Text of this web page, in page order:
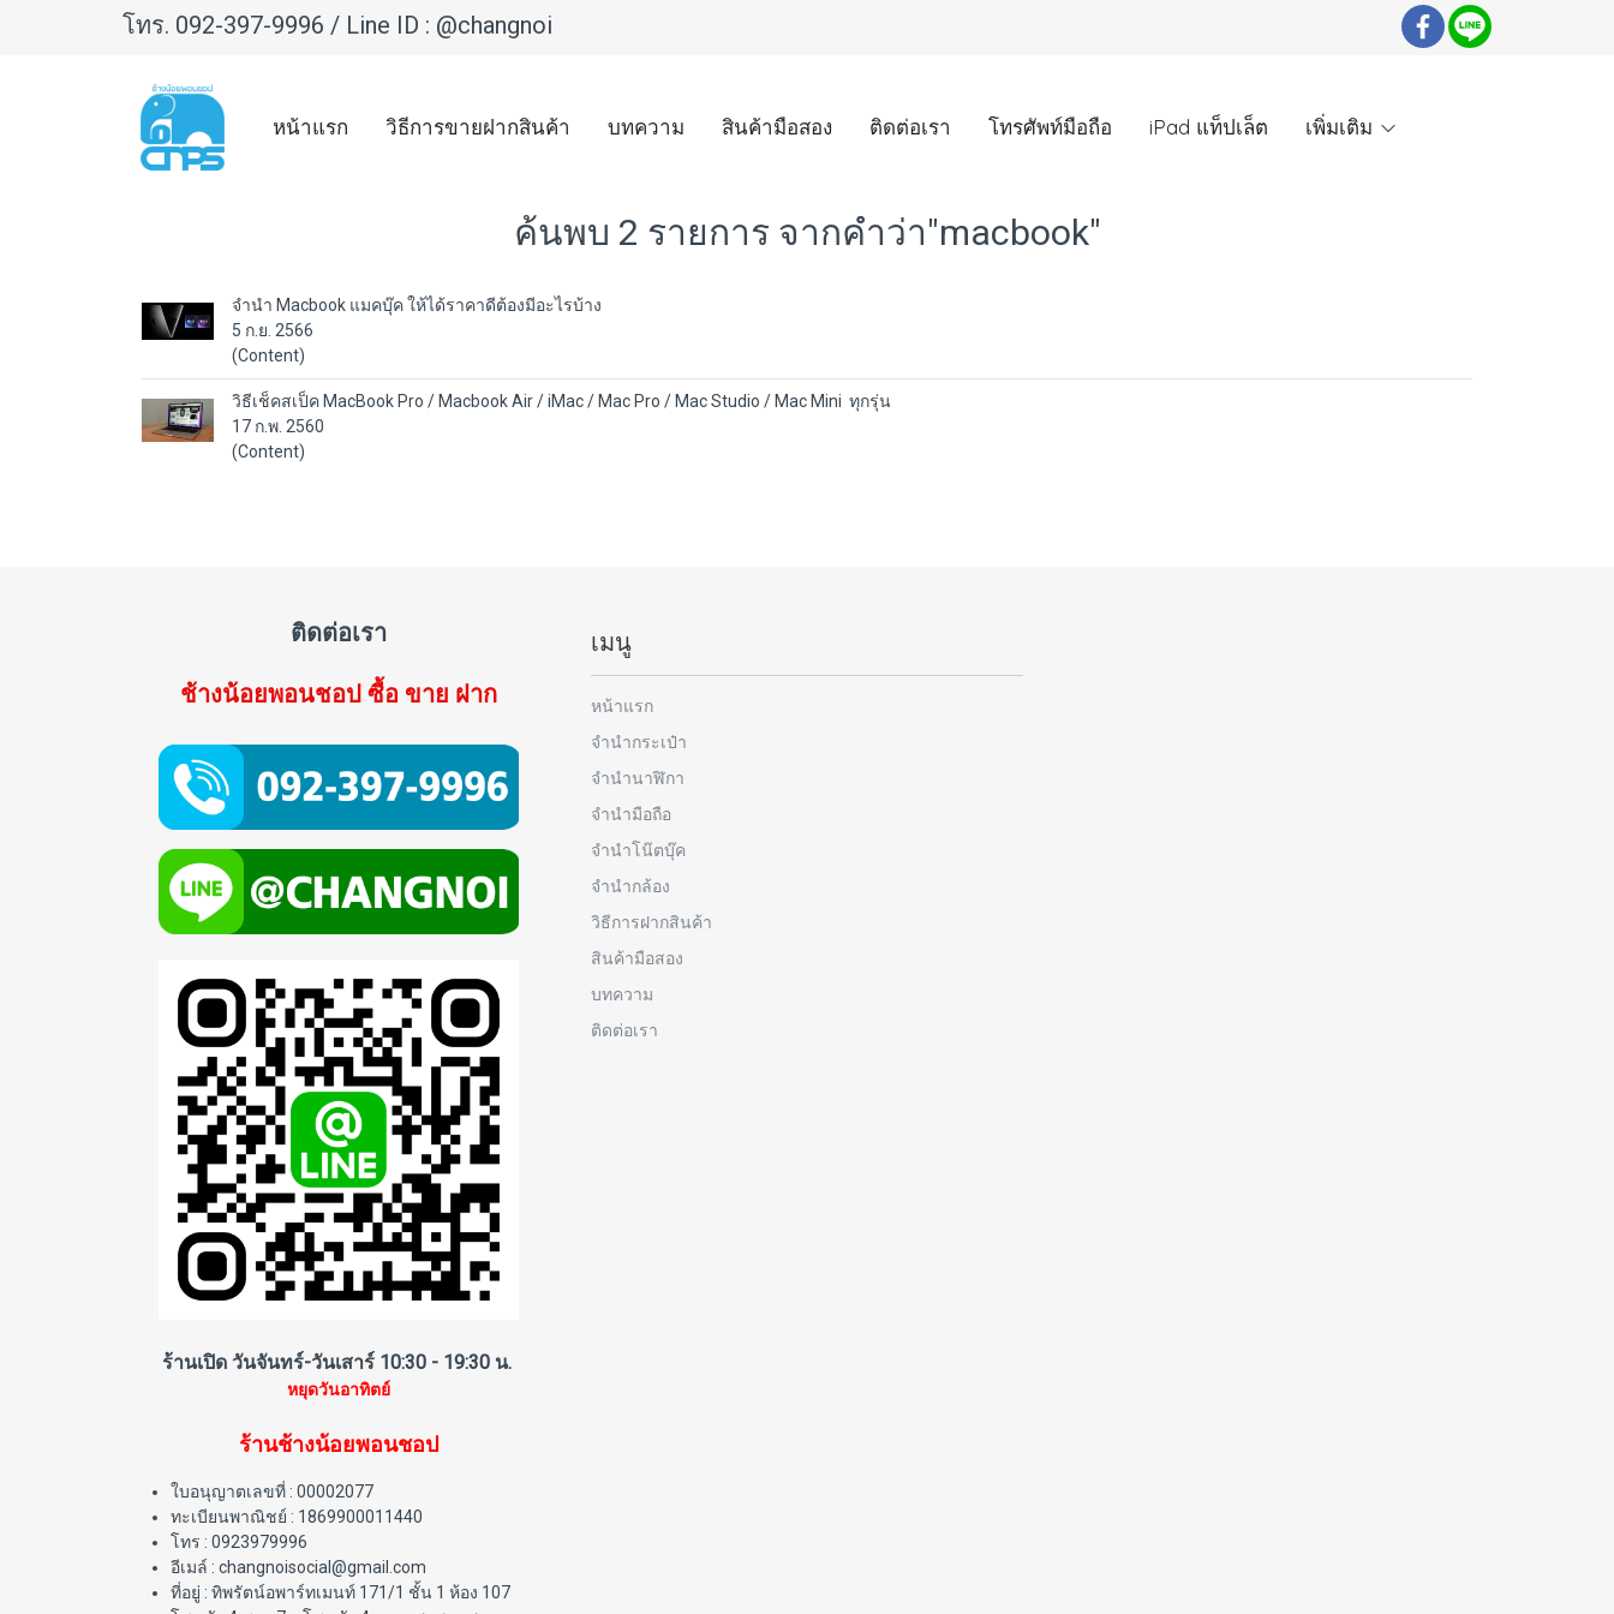
โทร. 092-397-9996 / Line ID : @changnoi
หน้าแรก วิธีการขายฝากสินค้า บทความ สินค้ามือสอง ติดต่อเรา โทรศัพท์มือถือ iPad แท็ปเล็ต เพิ่มเติม
ค้นพบ 2 รายการ จากคำว่า"macbook"
จำนำ Macbook แมคบุ๊ค ให้ได้ราคาดีต้องมีอะไรบ้าง
5 ก.ย. 2566
(Content)
วิธีเช็คสเป็ค MacBook Pro / Macbook Air / iMac / Mac Pro / Mac Studio / Mac Mini ทุกรุ่น
17 ก.พ. 2560
(Content)
ติดต่อเรา
ช้างน้อยพอนชอป ซื้อ ขาย ฝาก
ร้านเปิด วันจันทร์-วันเสาร์ 10:30 - 19:30 น.
หยุดวันอาทิตย์
ร้านช้างน้อยพอนชอป
ใบอนุญาตเลขที่ : 00002077
ทะเบียนพาณิชย์ : 1869900011440
โทร : 0923979996
อีเมล์ : changnoisocial@gmail.com
ที่อยู่ : ทิพรัตน์อพาร์ทเมนท์ 171/1 ชั้น 1 ห้อง 107
เมนู
หน้าแรก
จำนำกระเป๋า
จำนำนาฬิกา
จำนำมือถือ
จำนำโน๊ตบุ๊ค
จำนำกล้อง
วิธีการฝากสินค้า
สินค้ามือสอง
บทความ
ติดต่อเรา